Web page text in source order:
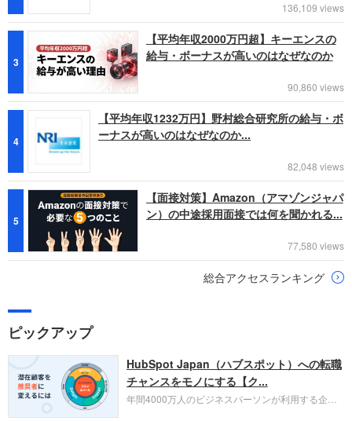
136,109 views
3
【平均年収2000万円超】キーエンスの
給与・ボーナスが高いのはなぜなのか
90,860 views
4
【平均年収1232万円】野村総合研究所の給与・ボ
ーナスが高いのはなぜなのか...
82,048 views
5
【面接対策】Amazon（アマゾンジャパ
ン）の中途採用面接では何を聞かれる...
77,580 views
総合アクセスランキング
ピックアップ
HubSpot Japan（ハブスポット）への転職
チャンスをモノにする【ク...
年間4000万人のビジネスパーソンが利用する企業